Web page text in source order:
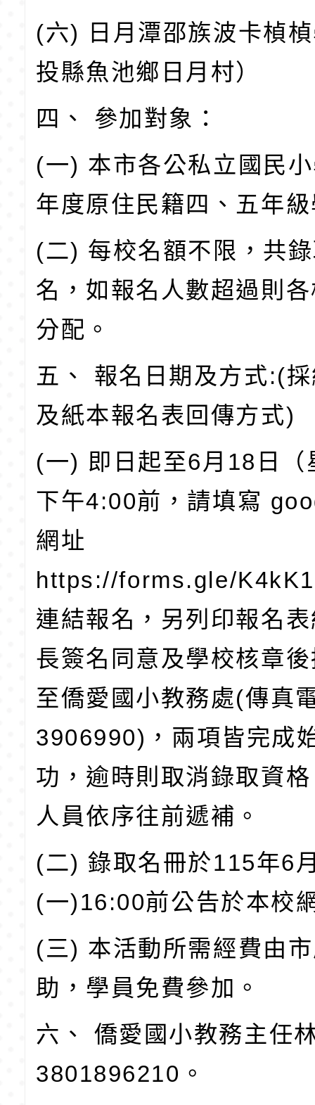
(六) 日月潭邵族波卡楨
投縣魚池鄉日月村）
四、 參加對象：
(一) 本市各公私立國民
年度原住民籍四、五年
(二) 每校名額不限，共
名，如報名人數超過則
分配。
五、 報名日期及方式:(
及紙本報名表回傳方式)
(一) 即日起至6月18日（
下午4:00前，請填寫
網址
https://forms.gle/
連結報名，另列印報名
長簽名同意及學校核章
至僑愛國小教務處(傳真
3906990)，兩項皆完成
功，逾時則取消錄取資
人員依序往前遞補。
(二) 錄取名冊於115年6
(一)16:00前公告於本校
(三) 本活動所需經費由
助，學員免費參加。
六、 僑愛國小教務主任
3801896210。